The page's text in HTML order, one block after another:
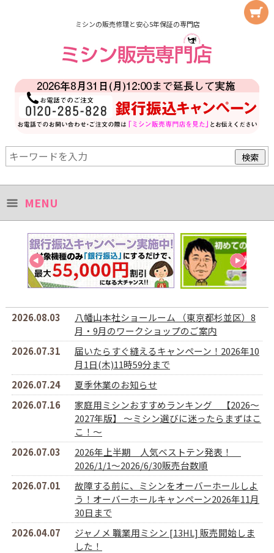
ミシンの販売修理と安心5年保証の専門店
2026.08.03
八幡山本社ショールーム （東京都杉並区）8
月・9月のワークショップのご案内
2026.07.31
届いたらすぐ縫えるキャンペーン！2026年10
月1日(木)11時59分まで
2026.07.24
夏季休業のお知らせ
2026.07.16
家庭用ミシンおすすめランキング 【2026～
2027年版】 ～ミシン選びに迷ったらまずはこ
こ！～
2026.07.03
2026年上半期 人気ベストテン発表！
2026/1/1～2026/6/30販売台数順
2026.07.01
故障する前に、ミシンをオーバーホールしよ
う！オーバーホールキャンペーン2026年11月
30日まで
2026.04.07
ジャノメ 職業用ミシン [13HL] 販売開始しま
した！